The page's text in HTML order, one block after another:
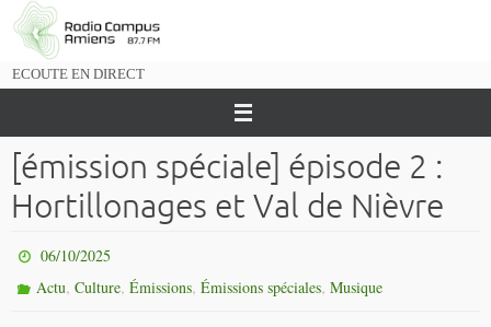
Passer
vers
ECOUTE EN DIRECT
[émission spéciale] épisode 2 :
Hortillonages et Val de Nièvre
06/10/2025
Actu,Culture,Émissions,Émissions spéciales,Musique